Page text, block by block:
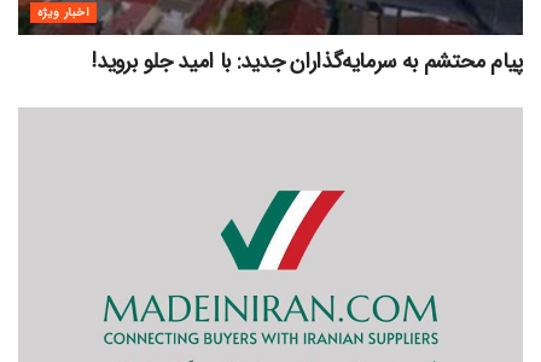
اخبار ویژه
پیام محتشم به سرمایه‌گذاران جدید: با امید جلو بروید!